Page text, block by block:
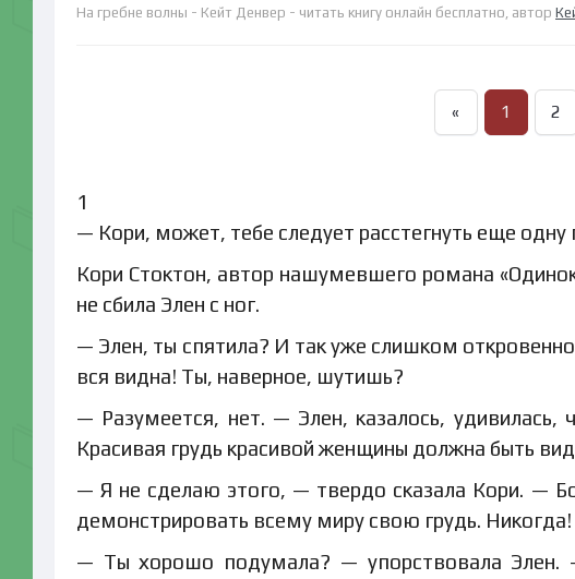
На гребне волны - Кейт Денвер - читать книгу онлайн бесплатно, автор
« 1 2
1
— Кори, может, тебе следует расстегнуть еще
Кори Стоктон, автор нашумевшего романа
не сбила Элен с ног.
— Элен, ты спятила? И так уже слишком
вся видна! Ты, наверное, шутишь?
— Разумеется, нет. — Элен, казалось,
Красивая грудь красивой женщины должна быть
— Я не сделаю этого, — твердо сказала Кори. —
демонстрировать всему миру свою грудь. Никогда!
— Ты хорошо подумала? — упорствовала